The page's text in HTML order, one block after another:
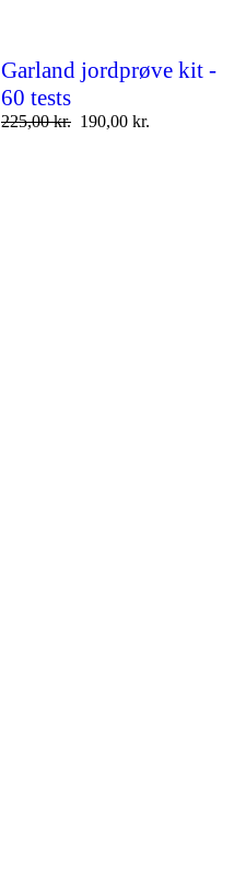
Garland jordprøve kit -
60 tests
225,00kr. 190,00 kr.